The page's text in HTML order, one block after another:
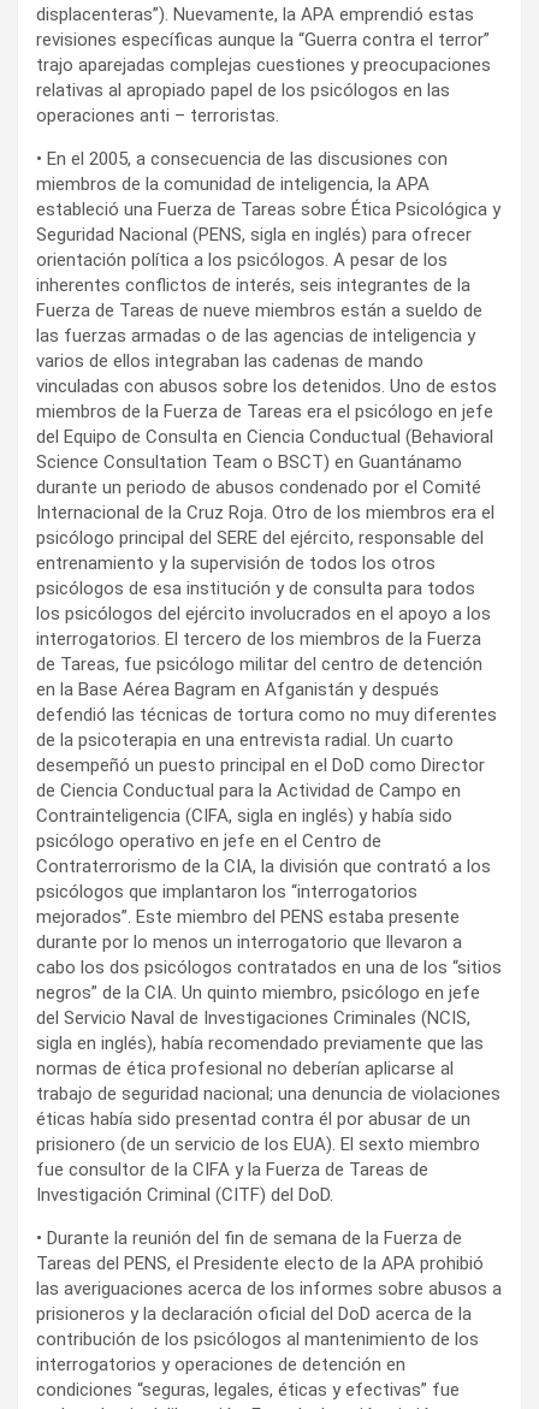
displacenteras”). Nuevamente, la APA emprendió estas
revisiones específicas aunque la “Guerra contra el terror”
trajo aparejadas complejas cuestiones y preocupaciones
relativas al apropiado papel de los psicólogos en las
operaciones anti – terroristas.
• En el 2005, a consecuencia de las discusiones con
miembros de la comunidad de inteligencia, la APA
estableció una Fuerza de Tareas sobre Ética Psicológica y
Seguridad Nacional (PENS, sigla en inglés) para ofrecer
orientación política a los psicólogos. A pesar de los
inherentes conflictos de interés, seis integrantes de la
Fuerza de Tareas de nueve miembros están a sueldo de
las fuerzas armadas o de las agencias de inteligencia y
varios de ellos integraban las cadenas de mando
vinculadas con abusos sobre los detenidos. Uno de estos
miembros de la Fuerza de Tareas era el psicólogo en jefe
del Equipo de Consulta en Ciencia Conductual (Behavioral
Science Consultation Team o BSCT) en Guantánamo
durante un periodo de abusos condenado por el Comité
Internacional de la Cruz Roja. Otro de los miembros era el
psicólogo principal del SERE del ejército, responsable del
entrenamiento y la supervisión de todos los otros
psicólogos de esa institución y de consulta para todos
los psicólogos del ejército involucrados en el apoyo a los
interrogatorios. El tercero de los miembros de la Fuerza
de Tareas, fue psicólogo militar del centro de detención
en la Base Aérea Bagram en Afganistán y después
defendió las técnicas de tortura como no muy diferentes
de la psicoterapia en una entrevista radial. Un cuarto
desempeñó un puesto principal en el DoD como Director
de Ciencia Conductual para la Actividad de Campo en
Contrainteligencia (CIFA, sigla en inglés) y había sido
psicólogo operativo en jefe en el Centro de
Contraterrorismo de la CIA, la división que contrató a los
psicólogos que implantaron los “interrogatorios
mejorados”. Este miembro del PENS estaba presente
durante por lo menos un interrogatorio que llevaron a
cabo los dos psicólogos contratados en una de los “sitios
negros” de la CIA. Un quinto miembro, psicólogo en jefe
del Servicio Naval de Investigaciones Criminales (NCIS,
sigla en inglés), había recomendado previamente que las
normas de ética profesional no deberían aplicarse al
trabajo de seguridad nacional; una denuncia de violaciones
éticas había sido presentad contra él por abusar de un
prisionero (de un servicio de los EUA). El sexto miembro
fue consultor de la CIFA y la Fuerza de Tareas de
Investigación Criminal (CITF) del DoD.
• Durante la reunión del fin de semana de la Fuerza de
Tareas del PENS, el Presidente electo de la APA prohibió
las averiguaciones acerca de los informes sobre abusos a
prisioneros y la declaración oficial del DoD acerca de la
contribución de los psicólogos al mantenimiento de los
interrogatorios y operaciones de detención en
condiciones “seguras, legales, éticas y efectivas” fue